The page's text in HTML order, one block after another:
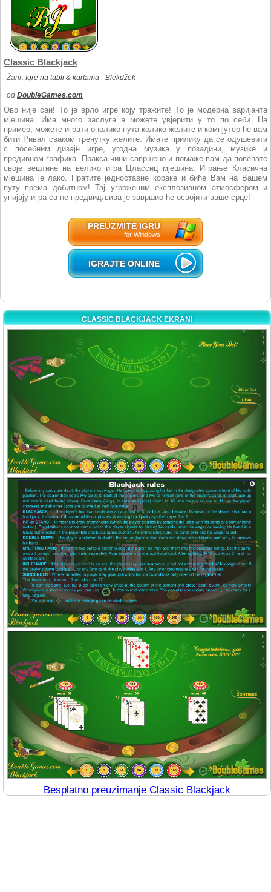
Classic Blackjack
Žanr: Igre na tabli & kartama Blekdžek
od DoubleGames.com
Ово није сан! То је врло игре коју тражите! То је модерна варијанта
мјешина. Има много заслуга а можете увјерити у то по себи. На
пример, можете играти онолико пута колико желите и компјутер ће вам
бити Ривал сваком тренутку желите. Имате прилику да се одушевити
с посебним дизајн игре, угодна музика у позадини, музике и
предивном графика. Пракса чини савршено и помаже вам да повећате
своје вештине на велико игра Цлассиц мјешина. Играње Класична
мјешина је лако. Пратите једноставне кораке и биће Вам на Вашем
путу према добитном! Тај угроженим експлозивном атмосфером и
упијају игра са не-предвидљива је завршио ће освојити ваше срце!
PREUZMITE IGRU
for Windows
IGRAJTE ONLINE
CLASSIC BLACKJACK EKRANI
Besplatno preuzimanje Classic Blackjack